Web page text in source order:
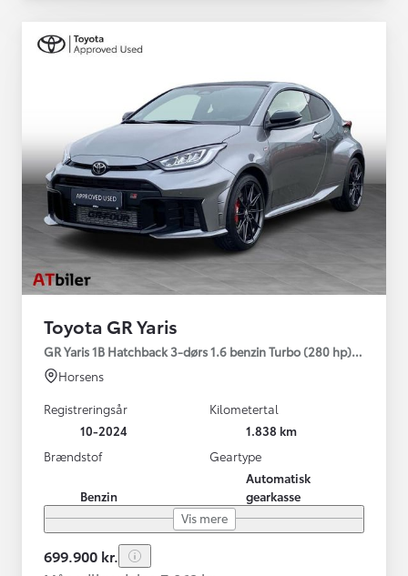
Toyota GR Yaris
GR Yaris 1B Hatchback 3-dørs 1.6 benzin Turbo (280 hp) Aut.
Horsens
Registreringsår
10-2024
Kilometertal
1.838 km
Brændstof
Benzin
Geartype
Automatisk
gearkasse
Vis mere
699.900 kr.